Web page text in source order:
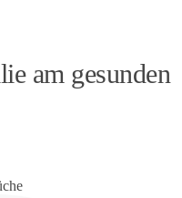
am gesunden